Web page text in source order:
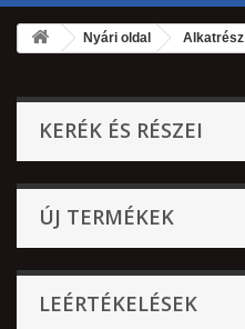
Nyári oldal Alkatrész
KERÉK ÉS RÉSZEI
ÚJ TERMÉKEK
LEÉRTÉKELÉSEK